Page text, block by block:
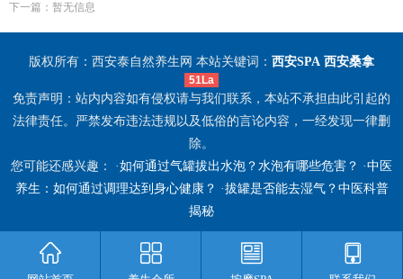
下一篇：暂无信息
版权所有：西安泰自然养生网 本站关键词： 西安SPA 西安桑拿
51La
免责声明：站内内容如有侵权请与我们联系，本站不承担由此引起的
法律责任。严禁发布违法违规以及低俗的言论内容，一经发现一律删
除。
您可能还感兴趣： ·如何通过气罐拔出水泡？水泡有哪些危害？ ·中医
养生：如何通过调理达到身心健康？ ·拔罐是否能去湿气？中医科普
揭秘